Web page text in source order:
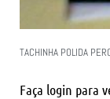
TACHINHA POLIDA
Faça login para